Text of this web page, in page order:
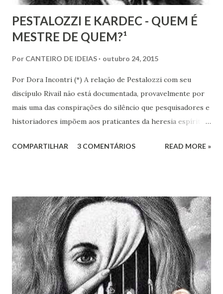
PESTALOZZI E KARDEC - QUEM É
MESTRE DE QUEM?¹
Por CANTEIRO DE IDEIAS outubro 24, 2015
Por Dora Incontri (*) A relação de Pestalozzi com seu
discípulo Rivail não está documentada, provavelmente por
mais uma das conspirações do silêncio que pesquisadores e
historiadores impõem aos praticantes da heresia espírita
de Pestalozzi a amigos, familiares, discípulos, reis,
Pestalozzi a Rivail ou vice-versa. Pestalozzi sonhava
implantar seu método na França, a ponto de ter tido uma
entrevista com o próprio Napoleão Bonaparte, que aliás se
mostrou insensível aos seus planos. Escreveu em 1826 um
pequeno folheto sobre suas ideias em francês. Seria quase
impossível que não trocasse sequer um bilhete com Rivail,
que se assinava seu discípulo e se esforçava por divulgar
COMPARTILHAR 3 COMENTÁRIOS READ MORE »